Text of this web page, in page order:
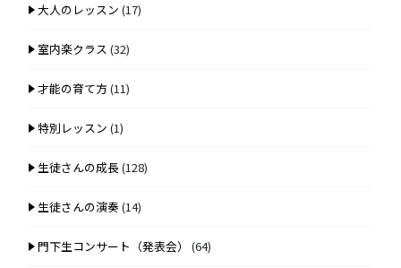
大人のレッスン (17)
室内楽クラス (32)
才能の育て方 (11)
特別レッスン (1)
生徒さんの成長(128)
生徒さんの演奏(14)
門下生コンサート（発表会） (64)